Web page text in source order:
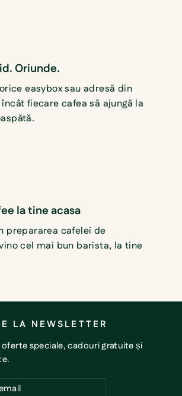
Oriunde.
easybox sau adresă din
fiecare cafea să ajungă la
la tine acasa
prepararea cafelei de
cel mai bun barista, la tine
LA NEWSLETTER
speciale, cadouri gratuite și